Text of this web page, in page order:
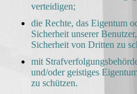
verteidigen;
die Rechte, das Eigentum
Sicherheit unserer
Sicherheit von Dritten zu
mit
und/oder geistiges
zu schützen.